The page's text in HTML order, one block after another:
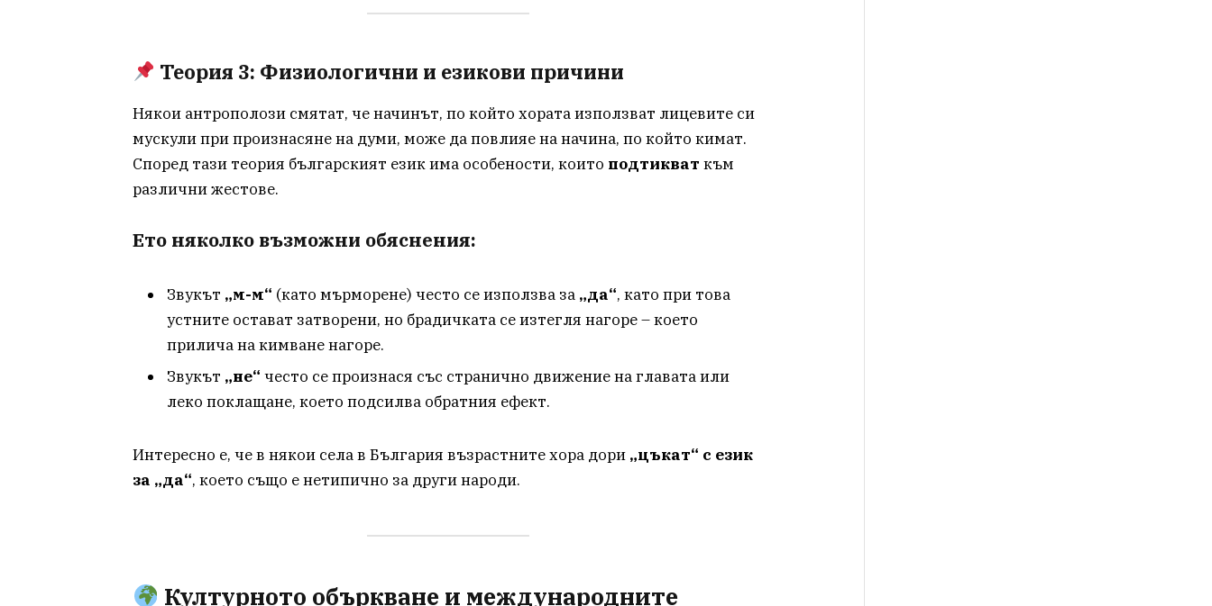
Теория 3: Физиологични и езикови причини
Някои антрополози смятат, че начинът, по който хората използват лицевите си
мускули при произнасяне на думи, може да повлияе на начина, по който кимат.
Според тази теория българският език има особености, които подтикват към
различни жестове.
Ето няколко възможни обяснения:
Звукът „м-м“ (като мърморене) често се използва за „да“, като при това
устните остават затворени, но брадичката се изтегля нагоре – което
прилича на кимване нагоре.
Звукът „не“ често се произнася със странично движение на главата или
леко поклащане, което подсилва обратния ефект.
Интересно е, че в някои села в България възрастните хора дори „цъкат“ с език
за „да“, което също е нетипично за други народи.
Културното объркване и международните